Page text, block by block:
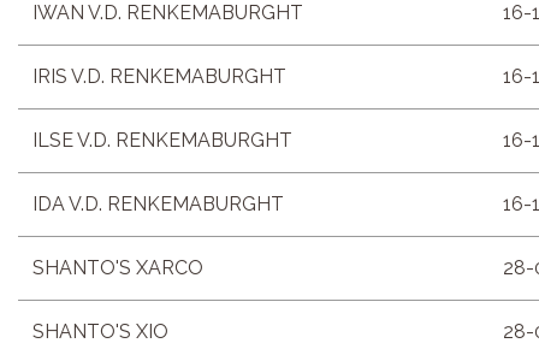
IWAN V.D. RENKEMABURGHT 16-
IRIS V.D. RENKEMABURGHT 16-
ILSE V.D. RENKEMABURGHT 16-
IDA V.D. RENKEMABURGHT 16-
SHANTO'S XARCO
SHANTO'S XIO